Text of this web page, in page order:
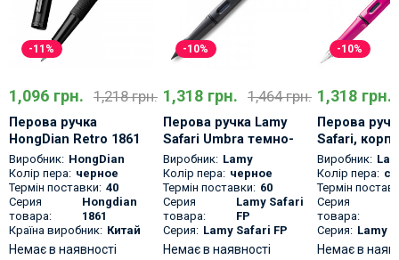
-11%
1,096 грн. 1,218 грн.
Перова ручка
HongDian Retro 1861
Метал Чорна
Виробник: HongDian
Колір пера: черное
Термін поставки: 40
Серия
товара:
Hongdian
1861
Країна виробник: Китай
Немає в наявності
-10%
1,318 грн. 1,464 грн.
Перова ручка Lamy
Safari Umbra темно-
коричнева матова
Виробник: Lamy
Колір пера: черное
Термін поставки: 60
Серия
товара:
Lamy Safari
FP
Серия: Lamy Safari FP
Немає в наявності
-10%
1,318 грн.
Перова
Safari,
рожевий
Виробник:
Колір пера:
Термін
Серия
товара:
Серия: Lamy
Немає в